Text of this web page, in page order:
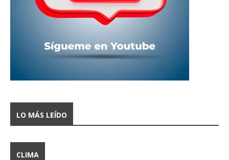
LO MÁS LEÍDO
CLIMA